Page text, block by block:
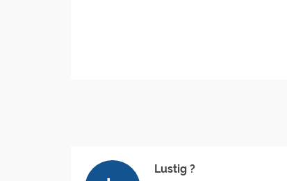
Lustig ?